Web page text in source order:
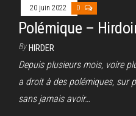
20 juin 2022 0
Polémique –
By HIRDER
Depuis plusieurs mois, voire
a droit à des polémiques, sur
sans jamais avoir…